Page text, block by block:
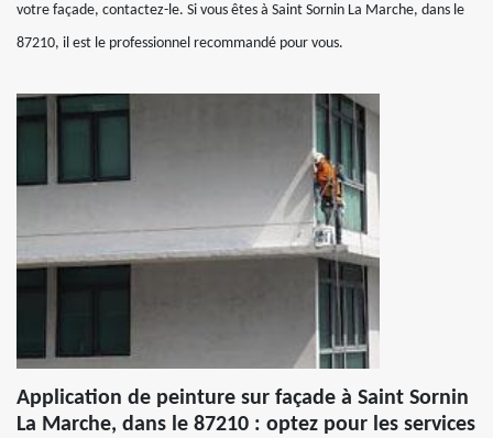
votre façade, contactez-le. Si vous êtes à Saint Sornin La Marche, dans le
87210, il est le professionnel recommandé pour vous.
Application de peinture sur façade à Saint Sornin
La Marche, dans le 87210 : optez pour les services